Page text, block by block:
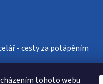
tohoto webu
- cesty za potápěním